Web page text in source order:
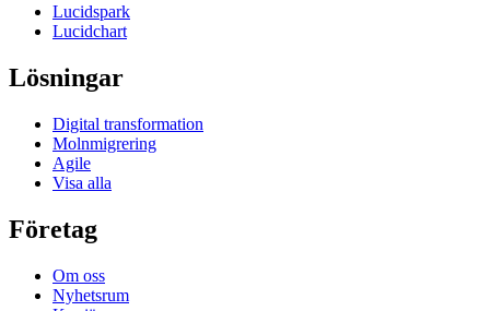
Lucidspark
Lucidchart
Lösningar
Digital transformation
Molnmigrering
Agile
Visa alla
Företag
Om oss
Nyhetsrum